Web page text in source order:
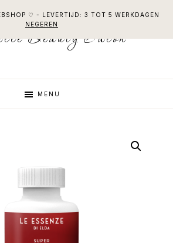
♡ - LEVERTIJD: 3 TOT 5 WERKDAGEN
NEGEREN
Beauty Salon
MENU